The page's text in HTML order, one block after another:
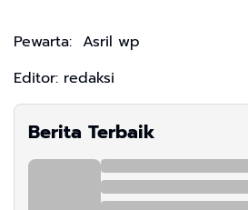
Pewarta: Asril wp
Editor: redaksi
Berita Terbaik